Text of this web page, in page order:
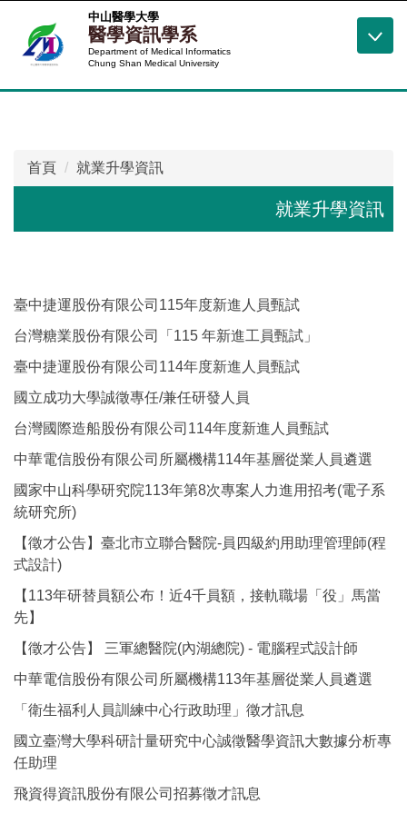
主
中山醫學大學
醫學資訊學系
Department of Medical Informatics
Chung Shan Medical University
首頁 就業升學資訊
就業升學資訊
臺中捷運股份有限公司115年度新進人員甄試
台灣糖業股份有限公司「115 年新進工員甄試」
臺中捷運股份有限公司114年度新進人員甄試
國立成功大學誠徵專任/兼任研發人員
台灣國際造船股份有限公司114年度新進人員甄試
中華電信股份有限公司所屬機構114年基層從業人員遴選
國家中山科學研究院113年第8次專案人力進用招考(電子系
統研究所)
【徵才公告】臺北市立聯合醫院-員四級約用助理管理師(程
式設計)
【113年研替員額公布！近4千員額，接軌職場「役」馬當
先】
【徵才公告】 三軍總醫院(內湖總院) - 電腦程式設計師
中華電信股份有限公司所屬機構113年基層從業人員遴選
「衛生福利人員訓練中心行政助理」徵才訊息
國立臺灣大學科研計量研究中心誠徵醫學資訊大數據分析專
任助理
飛資得資訊股份有限公司招募徵才訊息